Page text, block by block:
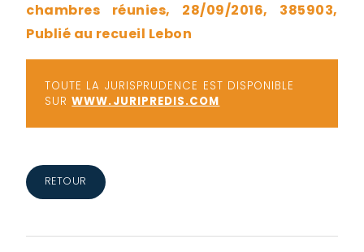
chambres réunies, 28/09/2016, 385903,
Publié au recueil Lebon
TOUTE LA JURISPRUDENCE EST DISPONIBLE
SURWWW.JURIPREDIS.COM
RETOUR